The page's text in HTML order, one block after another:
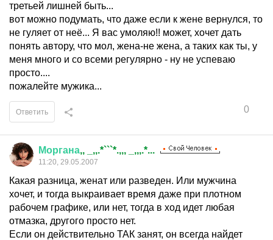
третьей лишней быть...
вот можно подумать, что даже если к жене вернулся, то
не гуляет от неё... Я вас умоляю!! может, хочет дать
понять автору, что мол, жена-не жена, а таких как ты, у
меня много и со всеми регулярно - ну не успеваю
просто....
пожалейте мужика...
0
Ответить
Моргана,, _,,.*```*.,,, _,,,.*...
11:20, 29.05.2007
Какая разница, женат или разведен. Или мужчина
хочет, и тогда выкраивает время даже при плотном
рабочем графике, или нет, тогда в ход идет любая
отмазка, другого просто нет.
Если он действительно ТАК занят, он всегда найдет